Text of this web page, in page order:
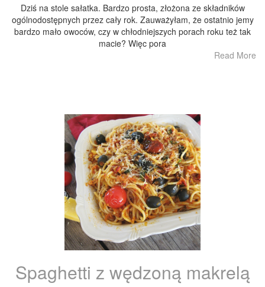
Dziś na stole sałatka. Bardzo prosta, złożona ze składników
ogólnodostępnych przez cały rok. Zauważyłam, że ostatnio jemy
bardzo mało owoców, czy w chłodniejszych porach roku też tak
macie? Więc pora
Read More
Spaghetti z wędzoną makrelą